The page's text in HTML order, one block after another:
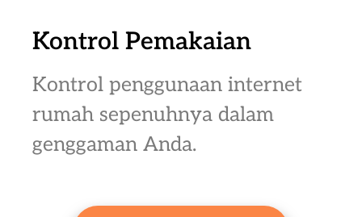
Kontrol Pemakaian
Kontrol penggunaan internet
rumah sepenuhnya dalam
genggaman Anda.